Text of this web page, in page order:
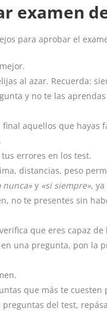
examen
para aprobar el
al azar. Recuerda:
y no te las
final aquellos que
errores en los test.
distancias, peso
nunca» y «si siempre»,
no te presentes sin
que eres capaz
una pregunta, pon la
que más te cuesten
del test,